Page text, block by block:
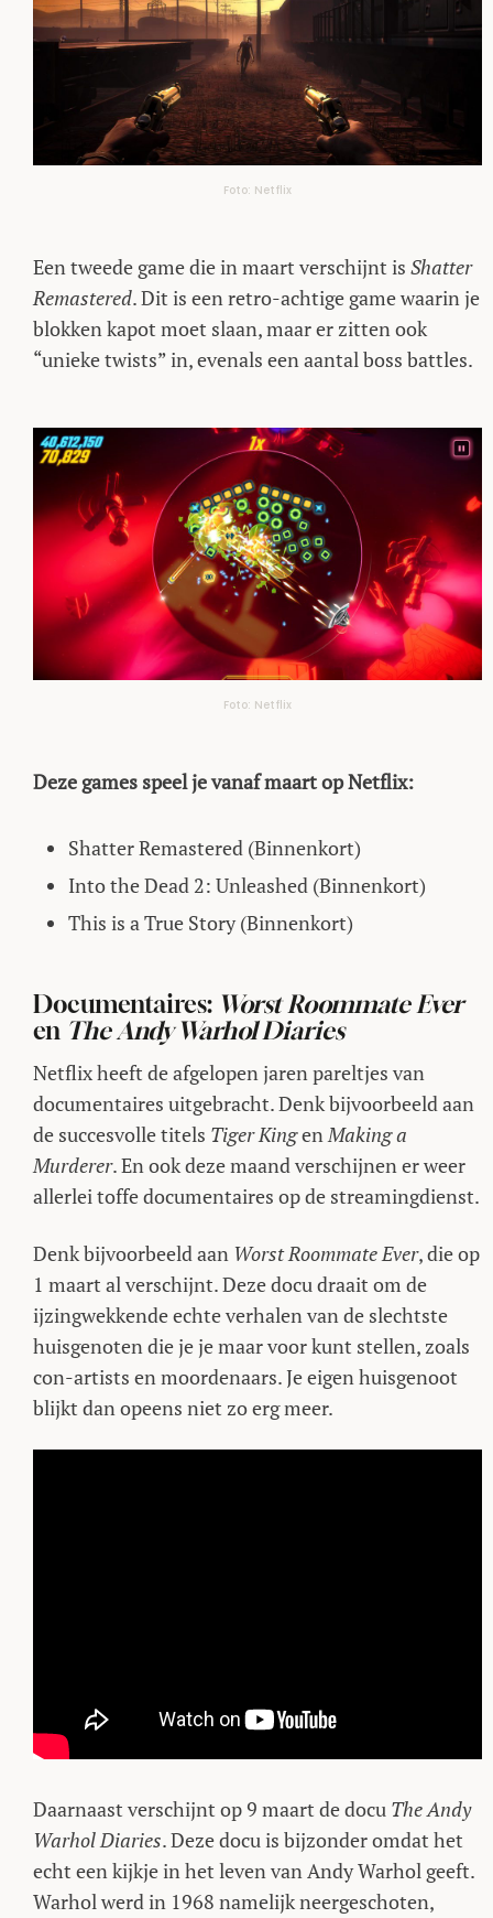
Foto: Netflix
Een tweede game die in maart verschijnt is Shatter
Remastered. Dit is een retro-achtige game waarin je
blokken kapot moet slaan, maar er zitten ook
“unieke twists” in, evenals een aantal boss battles.
Foto: Netflix
Deze games speel je vanaf maart op Netflix:
Shatter Remastered (Binnenkort)
Into the Dead 2: Unleashed (Binnenkort)
This is a True Story (Binnenkort)
Documentaires: Worst Roommate Ever
en The Andy Warhol Diaries
Netflix heeft de afgelopen jaren pareltjes van
documentaires uitgebracht. Denk bijvoorbeeld aan
de succesvolle titels Tiger KingenMaking a
Murderer. En ook deze maand verschijnen er weer
allerlei toffe documentaires op de streamingdienst.
Denk bijvoorbeeld aan Worst Roommate Ever, die op
1 maart al verschijnt. Deze docu draait om de
ijzingwekkende echte verhalen van de slechtste
huisgenoten die je je maar voor kunt stellen, zoals
con-artists en moordenaars. Je eigen huisgenoot
blijkt dan opeens niet zo erg meer.
Daarnaast verschijnt op 9 maart de docu The Andy
Warhol Diaries. Deze docu is bijzonder omdat het
echt een kijkje in het leven van Andy Warhol geeft.
Warhol werd in 1968 namelijk neergeschoten,